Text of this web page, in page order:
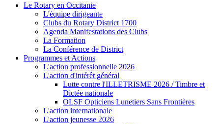
Le Rotary en Occitanie
L'équipe dirigeante
Clubs du Rotary District 1700
Agenda Manifestations des Clubs
La Formation
La Conférence de District
Programmes et Actions
L'action professionnelle 2026
L'action d'intérêt général
Lutte contre l'ILLETRISME 2026 / Timbre et
Dictée nationale
OLSF Opticiens Lunetiers Sans Frontières
L'action internationale
L'action jeunesse 2026